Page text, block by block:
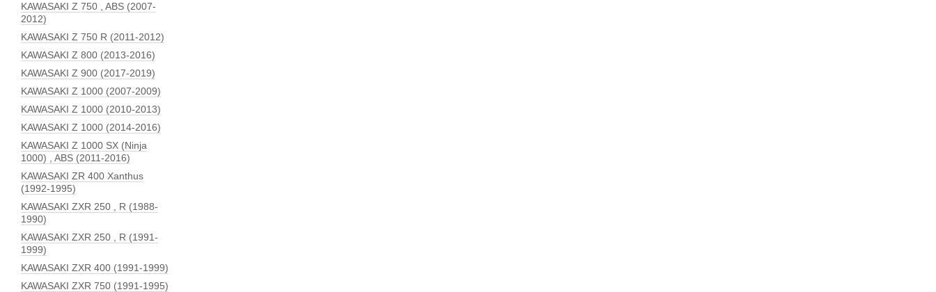
KAWASAKI Z 750 , ABS (2007-
2012)
KAWASAKI Z 750 R (2011-2012)
KAWASAKI Z 800 (2013-2016)
KAWASAKI Z 900 (2017-2019)
KAWASAKI Z 1000 (2007-2009)
KAWASAKI Z 1000 (2010-2013)
KAWASAKI Z 1000 (2014-2016)
KAWASAKI Z 1000 SX (Ninja
1000) , ABS (2011-2016)
KAWASAKI ZR 400 Xanthus
(1992-1995)
KAWASAKI ZXR 250 , R (1988-
1990)
KAWASAKI ZXR 250 , R (1991-
1999)
KAWASAKI ZXR 400 (1991-1999)
KAWASAKI ZXR 750 (1991-1995)